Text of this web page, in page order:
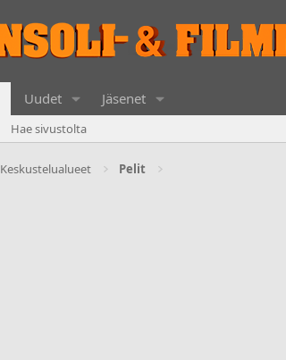
Uudet Jäsenet
Hae sivustolta
Keskustelualueet Pelit